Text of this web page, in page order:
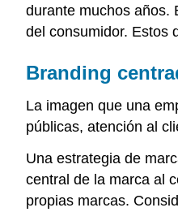
durante muchos años.
del consumidor. Estos
Branding
La imagen que una
públicas, atención al
Una estrategia de
central de la marca al
propias marcas.